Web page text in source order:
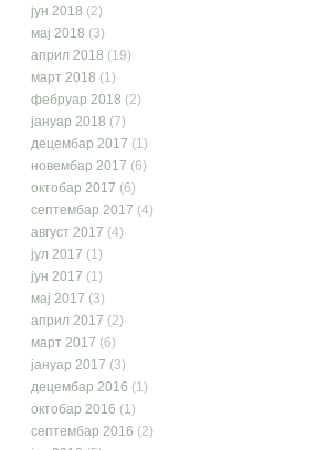
јун 2018 (2)
мај 2018 (3)
април 2018 (19)
март 2018 (1)
фебруар 2018 (2)
јануар 2018 (7)
децембар 2017 (1)
новембар 2017 (6)
октобар 2017 (6)
септембар 2017 (4)
август 2017 (4)
јул 2017 (1)
јун 2017 (1)
мај 2017 (3)
април 2017 (2)
март 2017 (6)
јануар 2017 (3)
децембар 2016 (1)
октобар 2016 (1)
септембар 2016 (2)